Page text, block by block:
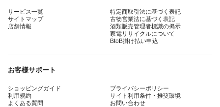
サービス一覧
サイトマップ
店舗情報
特定商取引法に基づく表記
古物営業法に基づく表記
酒類販売管理者標識の掲示
家電リサイクルについて
BtoB掛け払い申込
お客様サポート
ショッピングガイド
利用規約
よくある質問
プライバシーポリシー
サイト利用条件・推奨環境
お問い合わせ